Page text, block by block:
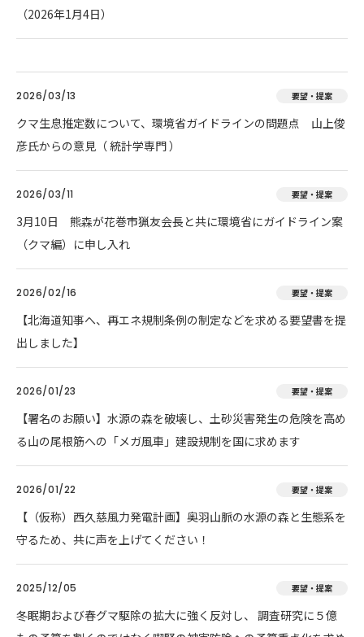
（2026年1月4日）
2026/03/13 要望・提案
クマ生息推定数について、環境省ガイドラインの問題点 山上俊
彦氏からの意見（ 統計学専門 ）
2026/03/11 要望・提案
3月10日 熊森が花巻市猟友会長と共に環境省にガイドライン案
（クマ編）に申し入れ
2026/02/16 要望・提案
【北海道知事へ、再エネ規制条例の制定などを求める要望書を提
出しました】
2026/01/23 要望・提案
【署名のお願い】水源の森を破壊し、土砂災害発生の危険を高め
る山の尾根筋への「メガ風車」建設規制を国に求めます
2026/01/22 要望・提案
【（仮称）西久慈風力発電計画】奥羽山脈の水源の森と生態系を
守るため、共に声を上げてください！
2025/12/05 要望・提案
冬眠期および春グマ駆除の拡大に強く反対し、 調査研究に５億